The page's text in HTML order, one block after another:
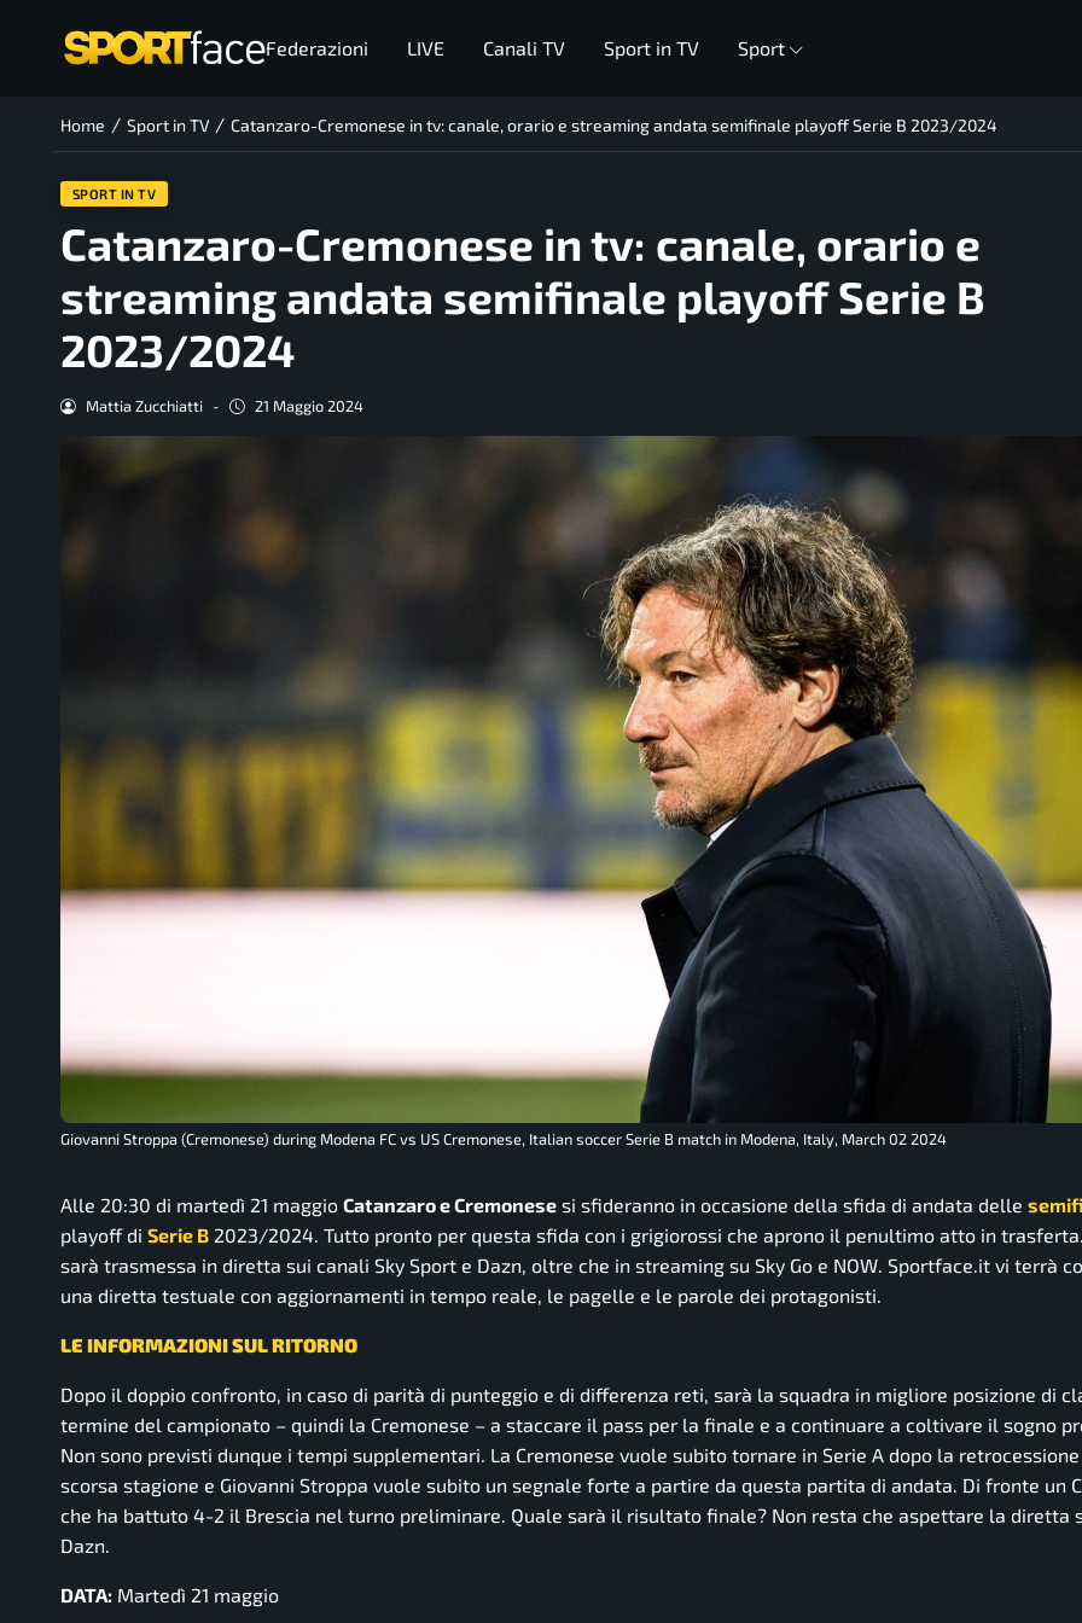
Federazioni LIVE Canali TV Sport in TV Sport
Home / Sport in TV / Catanzaro-Cremonese in tv: canale, orario e streaming andata semifinale playoff Serie B 2023/2024
SPORT IN TV
Catanzaro-Cremonese in tv: canale, orario e
streaming andata semifinale playoff Serie B
2023/2024
Mattia Zucchiatti - 21 Maggio 2024
Giovanni Stroppa (Cremonese) during Modena FC vs US Cremonese, Italian soccer Serie B match in Modena, Italy, March 02 2024
Alle 20:30 di martedì 21 maggio Catanzaro e Cremonese si sfideranno in occasione della sfida di andata delle
playoff di Serie B 2023/2024. Tutto pronto per questa sfida con i grigiorossi che aprono il penultimo atto in
sarà trasmessa in diretta sui canali Sky Sport e Dazn, oltre che in streaming su Sky Go e NOW. Sportface.it vi terrà
una diretta testuale con aggiornamenti in tempo reale, le pagelle e le parole dei protagonisti.
LE INFORMAZIONI SUL RITORNO
Dopo il doppio confronto, in caso di parità di punteggio e di differenza reti, sarà la squadra in migliore posizione di
termine del campionato – quindi la Cremonese – a staccare il pass per la finale e a continuare a coltivare il sogno
Non sono previsti dunque i tempi supplementari. La Cremonese vuole subito tornare in Serie A dopo la
scorsa stagione e Giovanni Stroppa vuole subito un segnale forte a partire da questa partita di andata. Di fronte un
che ha battuto 4-2 il Brescia nel turno preliminare. Quale sarà il risultato finale? Non resta che aspettare la diretta
Dazn.
DATA: Martedì 21 maggio